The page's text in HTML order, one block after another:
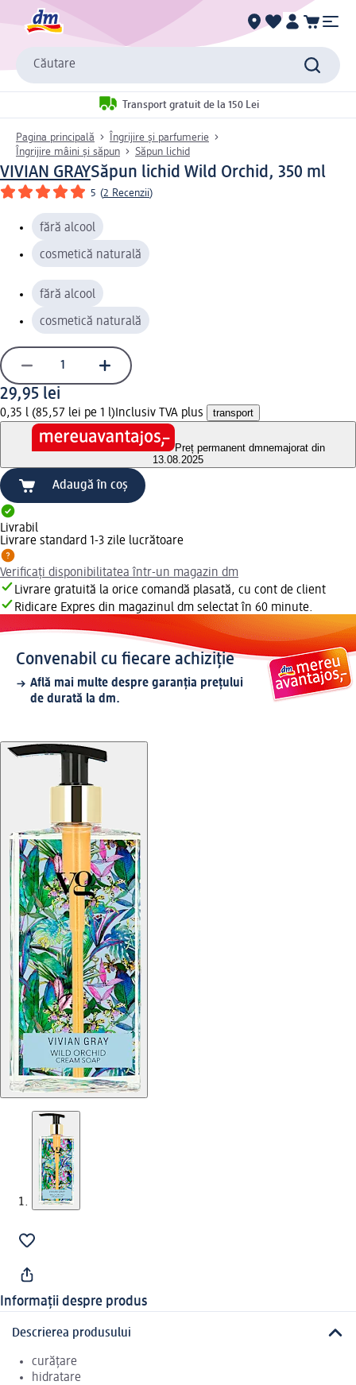
Căutare
Transport gratuit de la 150 Lei
Pagina principală
Îngrijire și parfumerie
Îngrijire mâini și săpun
Săpun lichid
VIVIAN GRAYSăpun lichid Wild Orchid, 350 ml
5 (2 Recenzii)
fără alcool
cosmetică naturală
fără alcool
cosmetică naturală
29,95 lei
0,35 l (85,57 lei pe 1 l) Inclusiv TVA plus transport
Preț permanent dmnemajorat din
13.08.2025
Adaugă în coș
Livrabil
Livrare standard 1-3 zile lucrătoare
Verificați disponibilitatea într-un magazin dm
Livrare gratuită la orice comandă plasată, cu cont de client
Ridicare Expres din magazinul dm selectat în 60 minute.
Convenabil cu fiecare achiziție
Află mai multe despre garanția prețului
de durată la dm.
Informații despre produs
Descrierea produsului
curățare
hidratare